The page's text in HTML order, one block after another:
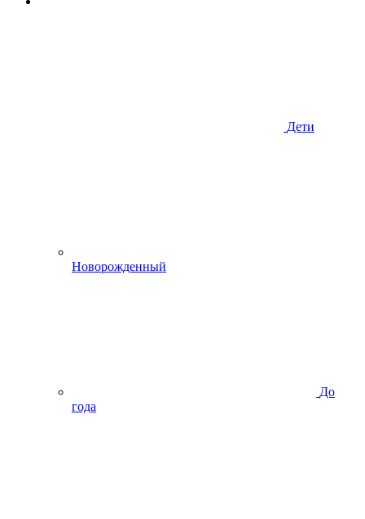
Дети
Новорожденный
До
года